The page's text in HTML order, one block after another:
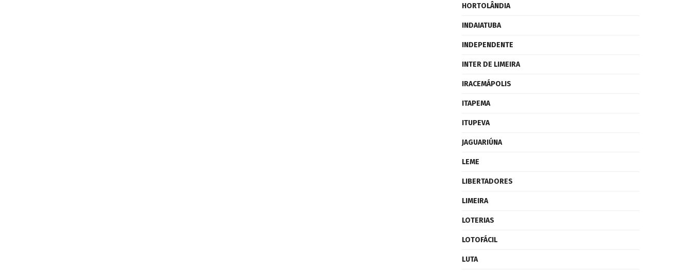
HORTOLÂNDIA
INDAIATUBA
INDEPENDENTE
INTER DE LIMEIRA
IRACEMÁPOLIS
ITAPEMA
ITUPEVA
JAGUARIÚNA
LEME
LIBERTADORES
LIMEIRA
LOTERIAS
LOTOFÁCIL
LUTA